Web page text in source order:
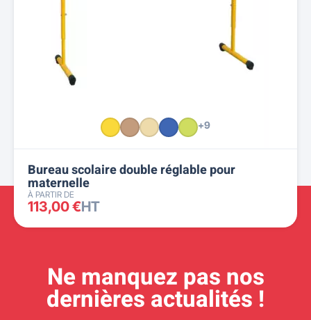
+9
Bureau scolaire double réglable pour
maternelle
À PARTIR DE
113,00 €HT
Ne manquez pas nos
dernières actualités !